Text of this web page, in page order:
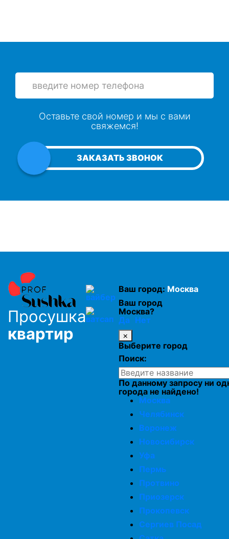
Сушка натяжного потолка
Просушка серверной
Осушение хранилищ и складов
Просушка фундамента
Просушка подвалов и цоколей
ЗАКАЗАТЬ ЗВОНОК
Оставьте свой номер и мы с вами
свяжемся!
Просушка
квартир
Ваш город: Москва
Ваш город
Москва?
Да Нет
×
Выберите город
Поиск:
По данному запросу ни
города не найдено!
Москва
Челябинск
Воронеж
Новосибирск
Уфа
Пермь
Протвино
Приозерск
Прокопевск
Сергиев Посад